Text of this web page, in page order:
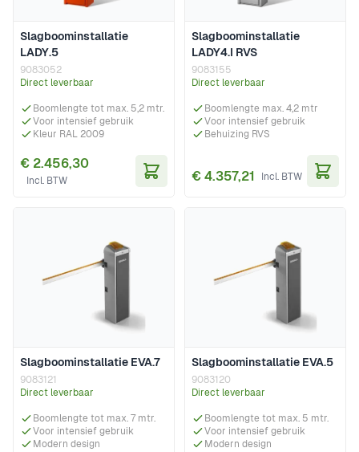
Slagboominstallatie
LADY.5
9083052
Direct leverbaar
Boomlengte tot max. 5,2 mtr.
Voor intensief gebruik
Kleur RAL 2009
€ 2.456,30
Slagboominstallatie
LADY4.I RVS
9083155
Direct leverbaar
Boomlengte max. 4,2 mtr
Voor intensief gebruik
Behuizing RVS
€ 4.357,21
Slagboominstallatie EVA.7
9083121
Direct leverbaar
Boomlengte tot max. 7 mtr.
Voor intensief gebruik
Modern design
Slagboominstallatie EVA.5
9083120
Direct leverbaar
Boomlengte tot max. 5 mtr.
Voor intensief gebruik
Modern design